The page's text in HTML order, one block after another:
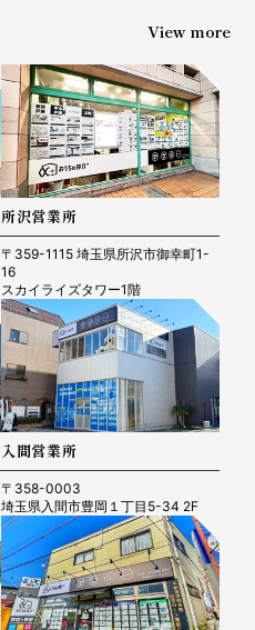
View more
所沢営業所
〒359-1115 埼玉県所沢市御幸町1-
16
スカイライズタワー1階
入間営業所
〒358-0003
埼玉県入間市豊岡１丁目5-34 2F